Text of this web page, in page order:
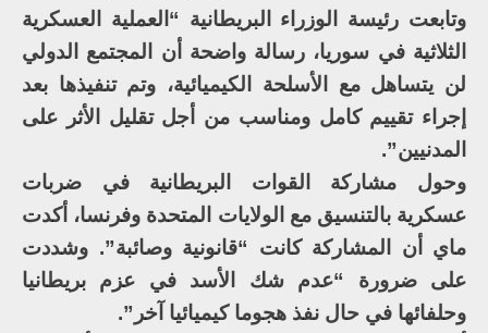
وتابعت رئيسة الوزراء البريطانية “العملية العسكرية
الثلاثية في سوريا، رسالة واضحة أن المجتمع الدولي
لن يتساهل مع الأسلحة الكيميائية، وتم تنفيذها بعد
إجراء تقييم كامل ومناسب من أجل تقليل الأثر على
المدنيين”.
وحول مشاركة القوات البريطانية في ضربات
عسكرية بالتنسيق مع الولايات المتحدة وفرنسا، أكدت
ماي أن المشاركة كانت “قانونية وصائبة”. وشددت
على ضرورة “عدم شك الأسد في عزم بريطانيا
وحلفائها في حال نفذ هجوما كيميائيا آخر”.